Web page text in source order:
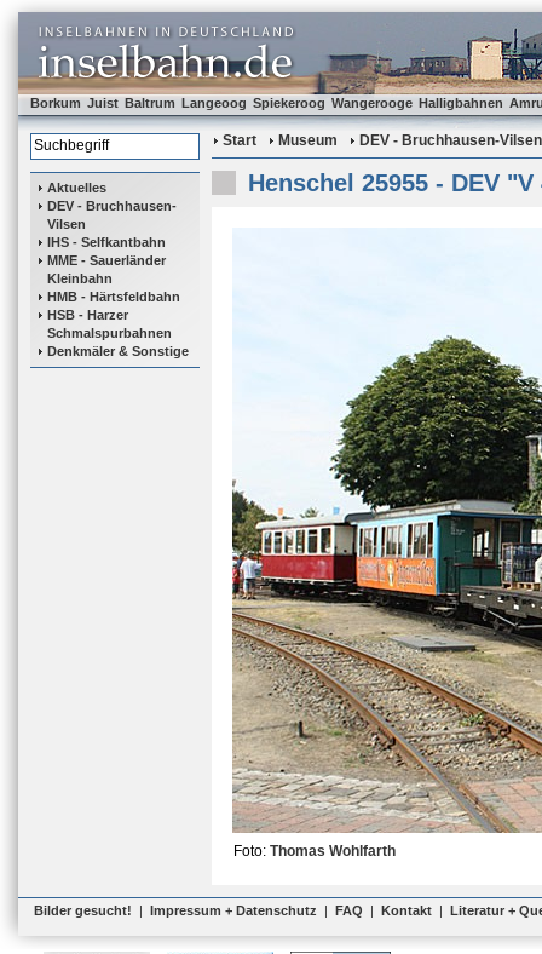
Borkum Juist Baltrum Langeoog Spiekeroog Wangerooge Halligbahnen
Aktuelles
DEV - Bruchhausen-
Vilsen
IHS - Selfkantbahn
MME - Sauerländer
Kleinbahn
HMB - Härtsfeldbahn
HSB - Harzer
Schmalspurbahnen
Denkmäler & Sonstige
Start Museum DEV - Bruchhausen-Vilsen
Henschel 25955 - DEV "V
Foto: Thomas Wohlfarth
Bilder gesucht! | Impressum + Datenschutz | FAQ | Kontakt | Literatur +